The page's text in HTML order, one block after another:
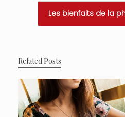
Les bienfaits de la
Related Posts